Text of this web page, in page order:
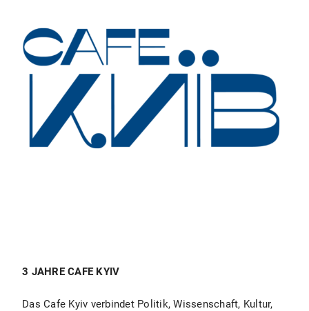
3 JAHRE CAFE KYIV
Das Cafe Kyiv verbindet Politik, Wissenschaft, Kultur,